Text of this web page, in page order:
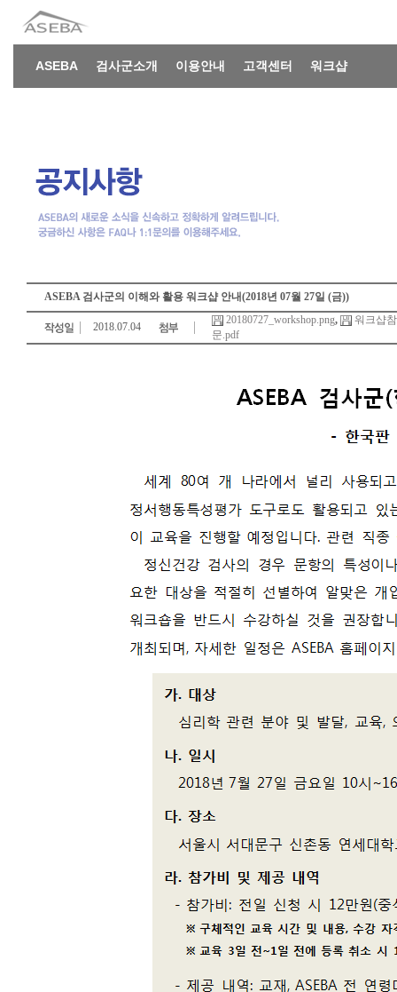
ASEBA 검사군소개 이용안내 고객센터 워크샵
ASEBA 검사군의 이해와 활용 워크샵 안내(2018년 07월 27일 (금))
2018.07.04
20180727_workshop.png,
워크샵
문.pdf